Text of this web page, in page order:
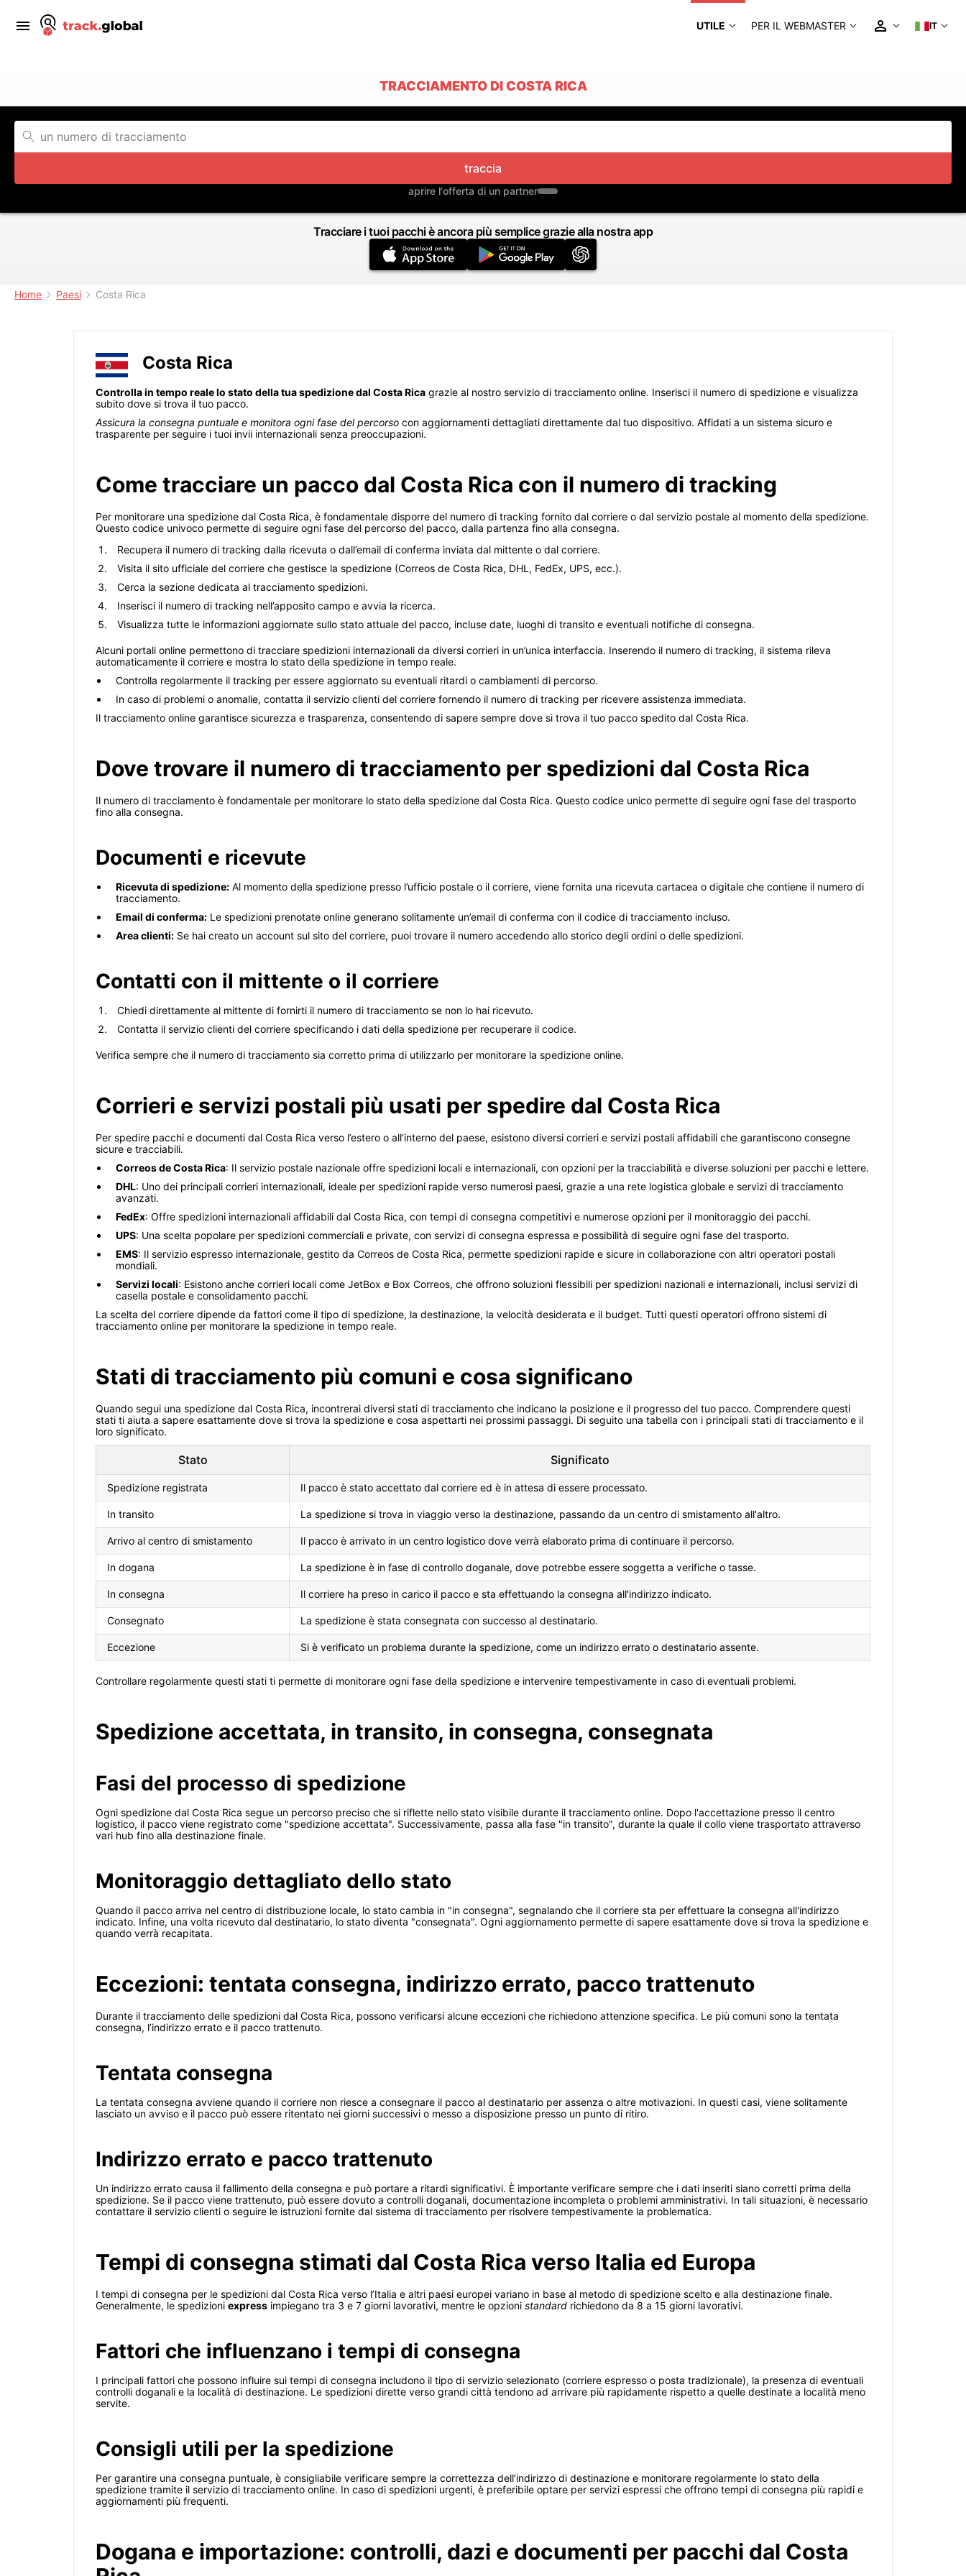
UTILE PER IL WEBMASTER IT
TRACCIAMENTO DI COSTA RICA
traccia
aprire l'offerta di un partner
Tracciare i tuoi pacchi è ancora più semplice grazie alla nostra app
Home Paesi Costa Rica
Costa Rica
Controlla in tempo reale lo stato della tua spedizione dal Costa Rica grazie al nostro servizio di tracciamento online. Inserisci il numero di spedizione e visualizza
subito dove si trova il tuo pacco.
Assicura la consegna puntuale e monitora ogni fase del percorso con aggiornamenti dettagliati direttamente dal tuo dispositivo. Affidati a un sistema sicuro e
trasparente per seguire i tuoi invii internazionali senza preoccupazioni.
Come tracciare un pacco dal Costa Rica con il numero di tracking
Per monitorare una spedizione dal Costa Rica, è fondamentale disporre del numero di tracking fornito dal corriere o dal servizio postale al momento della spedizione.
Questo codice univoco permette di seguire ogni fase del percorso del pacco, dalla partenza fino alla consegna.
Recupera il numero di tracking dalla ricevuta o dall’email di conferma inviata dal mittente o dal corriere.
Visita il sito ufficiale del corriere che gestisce la spedizione (Correos de Costa Rica, DHL, FedEx, UPS, ecc.).
Cerca la sezione dedicata al tracciamento spedizioni.
Inserisci il numero di tracking nell’apposito campo e avvia la ricerca.
Visualizza tutte le informazioni aggiornate sullo stato attuale del pacco, incluse date, luoghi di transito e eventuali notifiche di consegna.
Alcuni portali online permettono di tracciare spedizioni internazionali da diversi corrieri in un’unica interfaccia. Inserendo il numero di tracking, il sistema rileva
automaticamente il corriere e mostra lo stato della spedizione in tempo reale.
Controlla regolarmente il tracking per essere aggiornato su eventuali ritardi o cambiamenti di percorso.
In caso di problemi o anomalie, contatta il servizio clienti del corriere fornendo il numero di tracking per ricevere assistenza immediata.
Il tracciamento online garantisce sicurezza e trasparenza, consentendo di sapere sempre dove si trova il tuo pacco spedito dal Costa Rica.
Dove trovare il numero di tracciamento per spedizioni dal Costa Rica
Il numero di tracciamento è fondamentale per monitorare lo stato della spedizione dal Costa Rica. Questo codice unico permette di seguire ogni fase del trasporto
fino alla consegna.
Documenti e ricevute
Ricevuta di spedizione: Al momento della spedizione presso l’ufficio postale o il corriere, viene fornita una ricevuta cartacea o digitale che contiene il numero di
tracciamento.
Email di conferma: Le spedizioni prenotate online generano solitamente un’email di conferma con il codice di tracciamento incluso.
Area clienti: Se hai creato un account sul sito del corriere, puoi trovare il numero accedendo allo storico degli ordini o delle spedizioni.
Contatti con il mittente o il corriere
Chiedi direttamente al mittente di fornirti il numero di tracciamento se non lo hai ricevuto.
Contatta il servizio clienti del corriere specificando i dati della spedizione per recuperare il codice.
Verifica sempre che il numero di tracciamento sia corretto prima di utilizzarlo per monitorare la spedizione online.
Corrieri e servizi postali più usati per spedire dal Costa Rica
Per spedire pacchi e documenti dal Costa Rica verso l’estero o all’interno del paese, esistono diversi corrieri e servizi postali affidabili che garantiscono consegne
sicure e tracciabili.
Correos de Costa Rica: Il servizio postale nazionale offre spedizioni locali e internazionali, con opzioni per la tracciabilità e diverse soluzioni per pacchi e lettere.
DHL: Uno dei principali corrieri internazionali, ideale per spedizioni rapide verso numerosi paesi, grazie a una rete logistica globale e servizi di tracciamento
avanzati.
FedEx: Offre spedizioni internazionali affidabili dal Costa Rica, con tempi di consegna competitivi e numerose opzioni per il monitoraggio dei pacchi.
UPS: Una scelta popolare per spedizioni commerciali e private, con servizi di consegna espressa e possibilità di seguire ogni fase del trasporto.
EMS: Il servizio espresso internazionale, gestito da Correos de Costa Rica, permette spedizioni rapide e sicure in collaborazione con altri operatori postali
mondiali.
Servizi locali: Esistono anche corrieri locali come JetBox e Box Correos, che offrono soluzioni flessibili per spedizioni nazionali e internazionali, inclusi servizi di
casella postale e consolidamento pacchi.
La scelta del corriere dipende da fattori come il tipo di spedizione, la destinazione, la velocità desiderata e il budget. Tutti questi operatori offrono sistemi di
tracciamento online per monitorare la spedizione in tempo reale.
Stati di tracciamento più comuni e cosa significano
Quando segui una spedizione dal Costa Rica, incontrerai diversi stati di tracciamento che indicano la posizione e il progresso del tuo pacco. Comprendere questi
stati ti aiuta a sapere esattamente dove si trova la spedizione e cosa aspettarti nei prossimi passaggi. Di seguito una tabella con i principali stati di tracciamento e il
loro significato.
Stato Significato
Spedizione registrata Il pacco è stato accettato dal corriere ed è in attesa di essere processato.
In transito La spedizione si trova in viaggio verso la destinazione, passando da un centro di smistamento all'altro.
Arrivo al centro di smistamento Il pacco è arrivato in un centro logistico dove verrà elaborato prima di continuare il percorso.
In dogana La spedizione è in fase di controllo doganale, dove potrebbe essere soggetta a verifiche o tasse.
In consegna Il corriere ha preso in carico il pacco e sta effettuando la consegna all'indirizzo indicato.
Consegnato La spedizione è stata consegnata con successo al destinatario.
Eccezione Si è verificato un problema durante la spedizione, come un indirizzo errato o destinatario assente.
Controllare regolarmente questi stati ti permette di monitorare ogni fase della spedizione e intervenire tempestivamente in caso di eventuali problemi.
Spedizione accettata, in transito, in consegna, consegnata
Fasi del processo di spedizione
Ogni spedizione dal Costa Rica segue un percorso preciso che si riflette nello stato visibile durante il tracciamento online. Dopo l'accettazione presso il centro
logistico, il pacco viene registrato come "spedizione accettata". Successivamente, passa alla fase "in transito", durante la quale il collo viene trasportato attraverso
vari hub fino alla destinazione finale.
Monitoraggio dettagliato dello stato
Quando il pacco arriva nel centro di distribuzione locale, lo stato cambia in "in consegna", segnalando che il corriere sta per effettuare la consegna all'indirizzo
indicato. Infine, una volta ricevuto dal destinatario, lo stato diventa "consegnata". Ogni aggiornamento permette di sapere esattamente dove si trova la spedizione e
quando verrà recapitata.
Eccezioni: tentata consegna, indirizzo errato, pacco trattenuto
Durante il tracciamento delle spedizioni dal Costa Rica, possono verificarsi alcune eccezioni che richiedono attenzione specifica. Le più comuni sono la tentata
consegna, l’indirizzo errato e il pacco trattenuto.
Tentata consegna
La tentata consegna avviene quando il corriere non riesce a consegnare il pacco al destinatario per assenza o altre motivazioni. In questi casi, viene solitamente
lasciato un avviso e il pacco può essere ritentato nei giorni successivi o messo a disposizione presso un punto di ritiro.
Indirizzo errato e pacco trattenuto
Un indirizzo errato causa il fallimento della consegna e può portare a ritardi significativi. È importante verificare sempre che i dati inseriti siano corretti prima della
spedizione. Se il pacco viene trattenuto, può essere dovuto a controlli doganali, documentazione incompleta o problemi amministrativi. In tali situazioni, è necessario
contattare il servizio clienti o seguire le istruzioni fornite dal sistema di tracciamento per risolvere tempestivamente la problematica.
Tempi di consegna stimati dal Costa Rica verso Italia ed Europa
I tempi di consegna per le spedizioni dal Costa Rica verso l’Italia e altri paesi europei variano in base al metodo di spedizione scelto e alla destinazione finale.
Generalmente, le spedizioni express impiegano tra 3 e 7 giorni lavorativi, mentre le opzioni standard richiedono da 8 a 15 giorni lavorativi.
Fattori che influenzano i tempi di consegna
I principali fattori che possono influire sui tempi di consegna includono il tipo di servizio selezionato (corriere espresso o posta tradizionale), la presenza di eventuali
controlli doganali e la località di destinazione. Le spedizioni dirette verso grandi città tendono ad arrivare più rapidamente rispetto a quelle destinate a località meno
servite.
Consigli utili per la spedizione
Per garantire una consegna puntuale, è consigliabile verificare sempre la correttezza dell’indirizzo di destinazione e monitorare regolarmente lo stato della
spedizione tramite il servizio di tracciamento online. In caso di spedizioni urgenti, è preferibile optare per servizi espressi che offrono tempi di consegna più rapidi e
aggiornamenti più frequenti.
Dogana e importazione: controlli, dazi e documenti per pacchi dal Costa